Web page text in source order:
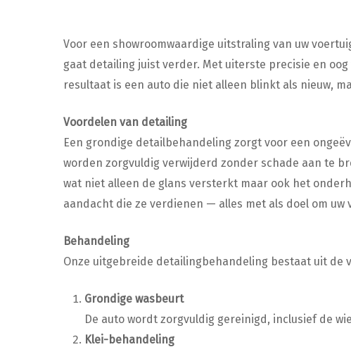
Voor een showroomwaardige uitstraling van uw
gaat detailing juist verder. Met uiterste precisie en
resultaat is een auto die niet alleen blinkt als nieuw,
Voordelen van detailing
Een grondige detailbehandeling zorgt voor een
worden zorgvuldig verwijderd zonder schade aan te
wat niet alleen de glans versterkt maar ook het
aandacht die ze verdienen — alles met als doel om
Behandeling
Onze uitgebreide detailingbehandeling bestaat uit de
Grondige wasbeurt
De auto wordt zorgvuldig gereinigd, inclusief de
Klei-behandeling